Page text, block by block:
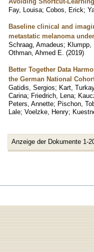
Fay, Louisa; Cobos, Erick;
Baseline clinical and
metastatic melanoma
Schraag, Amadeus; Klumpp,
Othman, Ahmed E. (2019)
Better Together Data
the German National
Gatidis, Sergios; Kart,
Carina; Friedrich, Lena;
Peters, Annette; Pischon,
Lale; Voelzke, Henry;
Anzeige der Dokumente 1-